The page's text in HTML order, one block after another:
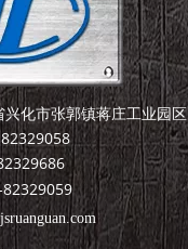
兴化市张郭镇蒋庄工业园区
82329059